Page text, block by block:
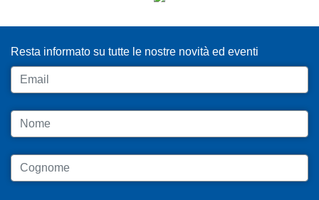
Resta informato su tutte le nostre novità ed eventi
Email
Nome
Cognome